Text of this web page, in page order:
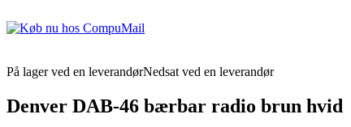
På lager ved en leverandørNedsat ved en leverandør
Denver DAB-46 bærbar radio brun hvid